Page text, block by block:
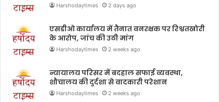
Harshodaytimes 2 days ago
एसडीओ कार्यालय में तैनात वनरक्षक पर रिश्वतखोरी
के आरोप, जांच की उठी मांग
Harshodaytimes 2 weeks ago
न्यायालय परिसर में बदहाल सफाई व्यवस्था,
शौचालय की दुर्दशा से वादकारी परेशान
Harshodaytimes 2 weeks ago